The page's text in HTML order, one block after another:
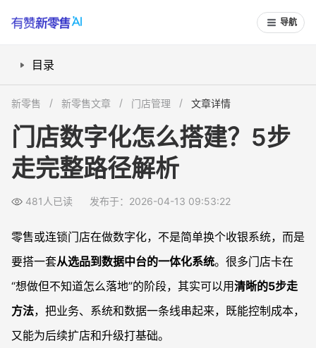
导航
目录
1）梳理业务规则，统一标准与口径
2）搭建商品与选品管理体系
4）打通中后台：库存、供应链与财务结算
5）搭建数据中台：从数据看运营，而不是靠感觉
新开门店是否有必要一开始就做数据中台？
已有多套系统，如何避免重复建设与数据割裂？
新零售 新零售文章 门店管理 文章详情
门店数字化怎么搭建？5步
走完整路径解析
481人已读 发布于：2026-04-13 09:53:22
零售或连锁门店在做数字化，不是简单换个收银系统，而是
要搭一套从选品到数据中台的一体化系统。很多门店卡在
“想做但不知道怎么落地”的阶段，其实可以用清晰的5步走
方法，把业务、系统和数据一条线串起来，既能控制成本，
又能为后续扩店和升级打基础。